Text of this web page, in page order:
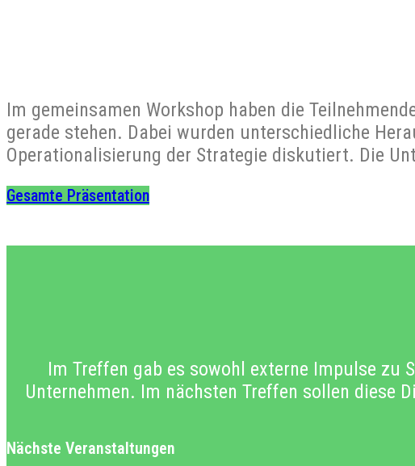
Im gemeinsamen Workshop haben die
gerade stehen. Dabei wurden unterschiedliche
Operationalisierung der Strategie diskutiert. Die
Gesamte Präsentation
Im Treffen gab es sowohl externe Impulse zu
Unternehmen. Im nächsten Treffen sollen
Nächste Veranstaltungen